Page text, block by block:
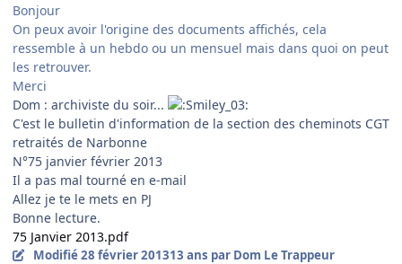
Bonjour
On peux avoir l'origine des documents affichés, cela
ressemble à un hebdo ou un mensuel mais dans quoi on peut
les retrouver.
Merci
Dom : archiviste du soir...
C'est le bulletin d'information de la section des cheminots CGT
retraités de Narbonne
N°75 janvier février 2013
Il a pas mal tourné en e-mail
Allez je te le mets en PJ
Bonne lecture.
75 Janvier 2013.pdf
Modifié28 février 201313 ans par Dom Le Trappeur